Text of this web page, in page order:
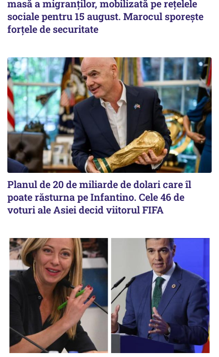
masă a migranților, mobilizată pe rețelele
sociale pentru 15 august. Marocul sporește
forțele de securitate
Planul de 20 de miliarde de dolari care îl
poate răsturna pe Infantino. Cele 46 de
voturi ale Asiei decid viitorul FIFA